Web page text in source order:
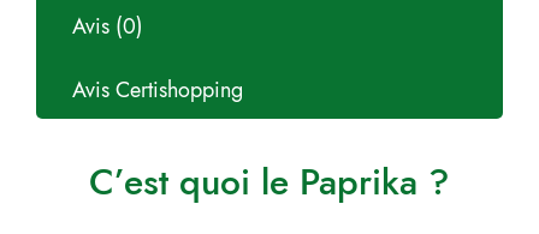
Avis (0)
Avis Certishopping
C’est quoi le Paprika ?